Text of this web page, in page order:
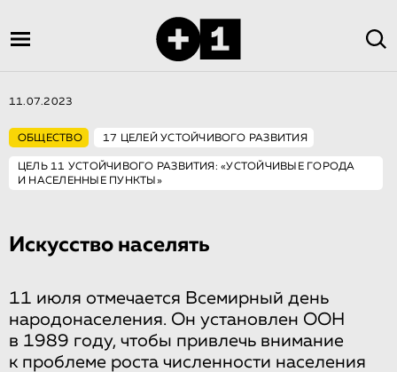
11.07.2023
ОБЩЕСТВО 17 ЦЕЛЕЙ УСТОЙЧИВОГО РАЗВИТИЯ
ЦЕЛЬ 11 УСТОЙЧИВОГО РАЗВИТИЯ: «УСТОЙЧИВЫЕ ГОРОДА
И НАСЕЛЕННЫЕ ПУНКТЫ»
Искусство населять
11 июля отмечается Всемирный день
народонаселения. Он установлен ООН
в 1989 году, чтобы привлечь внимание
к проблеме роста численности населения